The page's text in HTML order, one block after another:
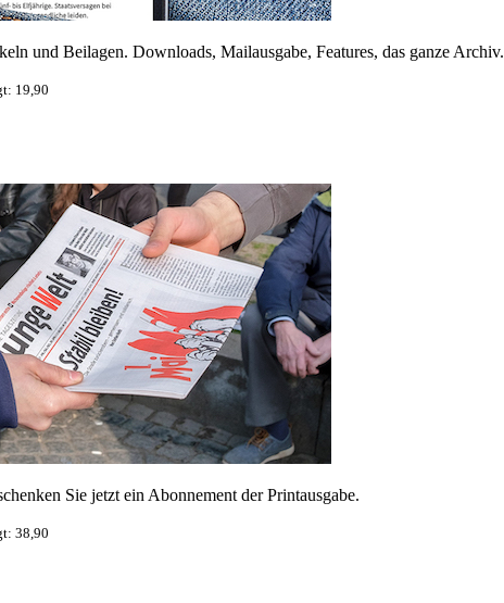
und Beilagen. Downloads, Mailausgabe, Features, das ganze Archiv.
19,90
Sie jetzt ein Abonnement der Printausgabe.
38,90